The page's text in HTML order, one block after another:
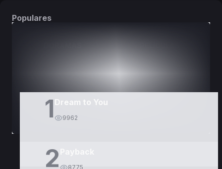
Populares
1 Dream to You
9962
2 8775